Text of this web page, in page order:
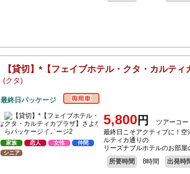
【貸切】*【フェイブホテル・クタ・カルテ
(クタ)
最終日パッケージ
家族 恋人 女性
仲間
シニア
5,800 円
ツアーコ
最終日こそアクティブに！
ルティカ通りの
リーズナブルホテルのお部
所要時間
8時間 出発時